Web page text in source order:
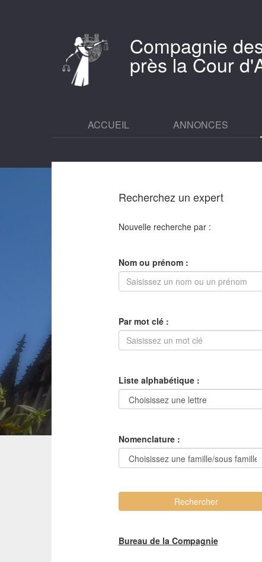
Compagnie
près la Cour
ACCUEIL ANNONCES
Recherchez un expert
Nouvelle recherche par :
Nom ou prénom :
Par mot clé :
Liste alphabétique :
Nomenclature :
Rechercher
Bureau de la Compagnie